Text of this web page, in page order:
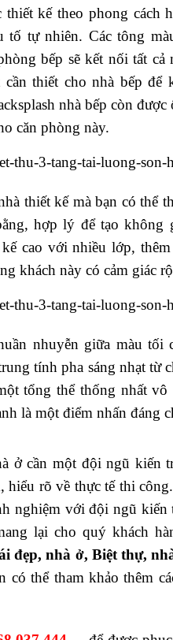
kế theo phong cách
tố tự nhiên. Các tông
bếp sẽ kết nối tất
thiết cho nhà bếp
nhà bếp còn được
căn phòng này.
thiết kế mà bạn có thể
hợp lý để tạo không
cao với nhiều lớp,
khách này có cảm giác
nhuyễn giữa màu tối
tính pha sáng nhạt từ
tổng thể thống nhất vô
là một điểm nhấn đáng
ở cần một đội ngũ kiến
hiểu rõ về thực tế thi
nghiệm với đội ngũ kiến
lại cho quý khách
đẹp, nhà ở, Biệt thự,
có thể tham khảo thêm